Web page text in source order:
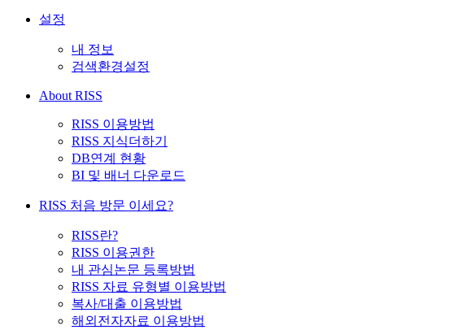
설정
내 정보
검색환경설정
About RISS
RISS 이용방법
RISS 지식더하기
DB연계 현황
BI 및 배너 다운로드
RISS 처음 방문 이세요?
RISS란?
RISS 이용권한
내 관심논문 등록방법
RISS 자료 유형별 이용방법
복사/대출 이용방법
해외전자자료 이용방법